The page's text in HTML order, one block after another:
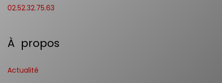
02.52.32.75.63
À propos
Actualité